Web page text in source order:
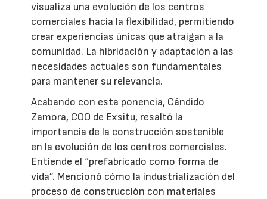
visualiza una evolución de los centros
comerciales hacia la flexibilidad, permitiendo
crear experiencias únicas que atraigan a la
comunidad. La hibridación y adaptación a las
necesidades actuales son fundamentales
para mantener su relevancia.
Acabando con esta ponencia, Cándido
Zamora, COO de Exsitu, resaltó la
importancia de la construcción sostenible
en la evolución de los centros comerciales.
Entiende el “prefabricado como forma de
vida”. Mencionó cómo la industrialización del
proceso de construcción con materiales